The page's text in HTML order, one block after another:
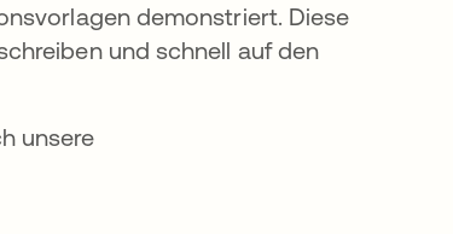
demonstriert. Diese
und schnell auf den
unsere